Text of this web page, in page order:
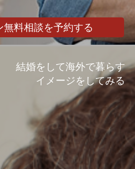
無料相談を予約する
結婚をして海外で暮らす
イメージをしてみる